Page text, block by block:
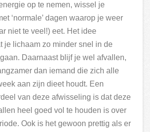
op te nemen, wissel je
‘normale’ dagen waarop je weer
niet te veel!) eet. Het idee
je lichaam zo minder snel in de
Daarnaast blijf je wel afvallen,
dan iemand die zich alle
aan zijn dieet houdt. Een
van deze afwisseling is dat deze
heel goed vol te houden is over
Ook is het gewoon prettig als er